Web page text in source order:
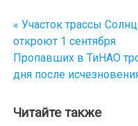
Навигация
по
записям
« Участок трассы
откроют 1 сентября
Пропавших в ТиНАО
дня после
Читайте также